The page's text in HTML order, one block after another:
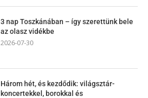
3 nap Toszkánában – így szerettünk bele
az olasz vidékbe
2026-07-30
Három hét, és kezdődik: világsztár-
koncertekkel, borokkal és